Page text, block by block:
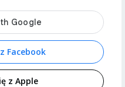
Facebook
z Apple